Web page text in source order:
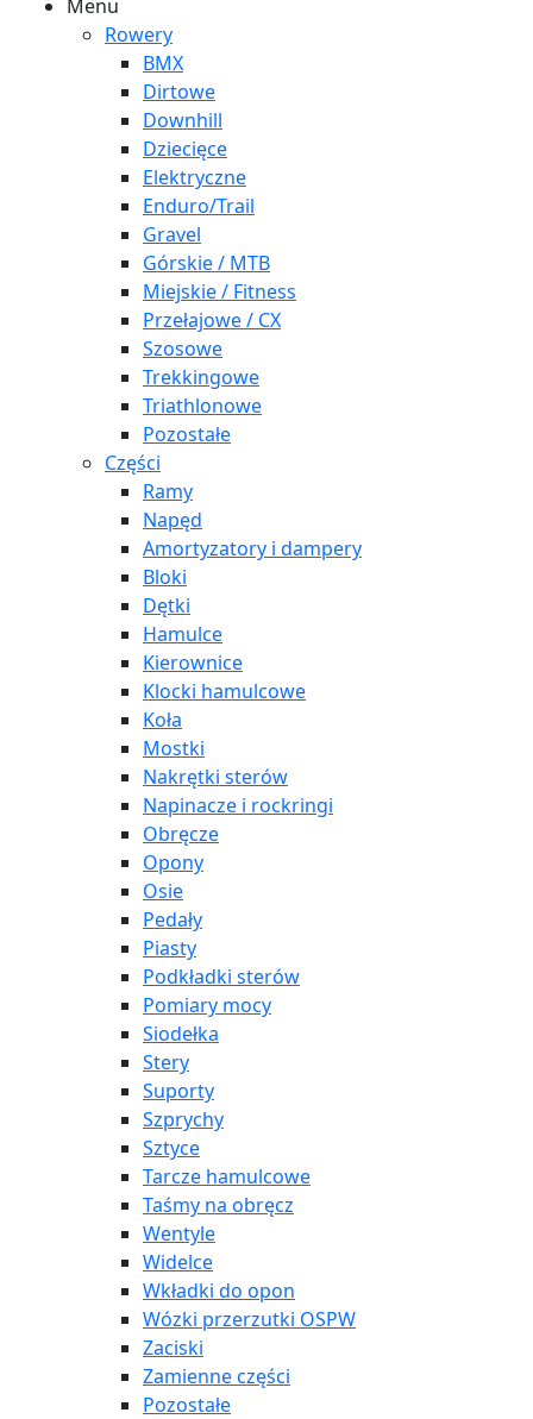
Menu
Rowery
BMX
Dirtowe
Downhill
Dziecięce
Elektryczne
Enduro/Trail
Gravel
Górskie / MTB
Miejskie / Fitness
Przełajowe / CX
Szosowe
Trekkingowe
Triathlonowe
Pozostałe
Części
Ramy
Napęd
Amortyzatory i dampery
Bloki
Dętki
Hamulce
Kierownice
Klocki hamulcowe
Koła
Mostki
Nakrętki sterów
Napinacze i rockringi
Obręcze
Opony
Osie
Pedały
Piasty
Podkładki sterów
Pomiary mocy
Siodełka
Stery
Suporty
Szprychy
Sztyce
Tarcze hamulcowe
Taśmy na obręcz
Wentyle
Widelce
Wkładki do opon
Wózki przerzutki OSPW
Zaciski
Zamienne części
Pozostałe